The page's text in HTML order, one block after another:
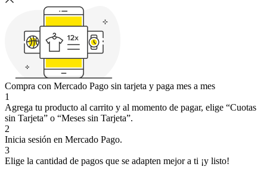
Compra con Mercado Pago sin tarjeta y paga mes a mes
1
Agrega tu producto al carrito y al momento de pagar, elige “Cuotas
sin Tarjeta” o “Meses sin Tarjeta”.
2
Inicia sesión en Mercado Pago.
3
Elige la cantidad de pagos que se adapten mejor a ti ¡y listo!